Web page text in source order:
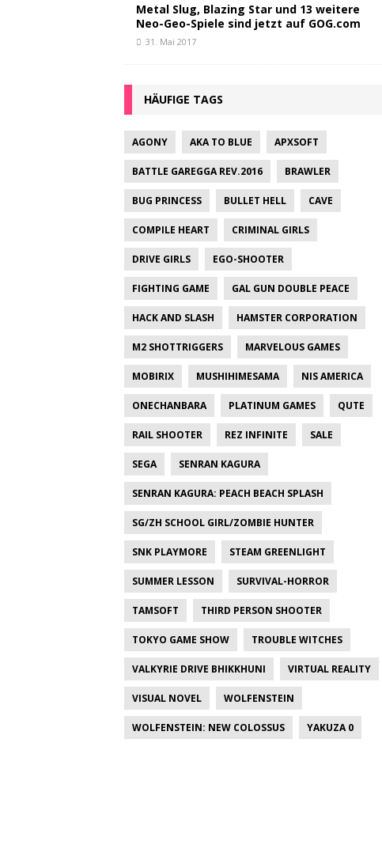
Metal Slug, Blazing Star und 13 weitere
Neo-Geo-Spiele sind jetzt auf GOG.com
31. Mai 2017
HÄUFIGE TAGS
AGONY AKA TO BLUE APXSOFT
BATTLE GAREGGA REV.2016 BRAWLER
BUG PRINCESS BULLET HELL CAVE
COMPILE HEART CRIMINAL GIRLS
DRIVE GIRLS EGO-SHOOTER
FIGHTING GAME GAL GUN DOUBLE PEACE
HACK AND SLASH HAMSTER CORPORATION
M2 SHOTTRIGGERS MARVELOUS GAMES
MOBIRIX MUSHIHIMESAMA NIS AMERICA
ONECHANBARA PLATINUM GAMES QUTE
RAIL SHOOTER REZ INFINITE SALE
SEGA SENRAN KAGURA
SENRAN KAGURA: PEACH BEACH SPLASH
SG/ZH SCHOOL GIRL/ZOMBIE HUNTER
SNK PLAYMORE STEAM GREENLIGHT
SUMMER LESSON SURVIVAL-HORROR
TAMSOFT THIRD PERSON SHOOTER
TOKYO GAME SHOW TROUBLE WITCHES
VALKYRIE DRIVE BHIKKHUNI VIRTUAL REALITY
VISUAL NOVEL WOLFENSTEIN
WOLFENSTEIN: NEW COLOSSUS YAKUZA 0